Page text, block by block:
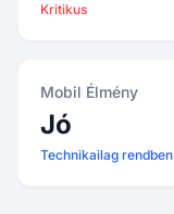
Kritikus
Mobil Élmény
Jó
Technikailag rendben